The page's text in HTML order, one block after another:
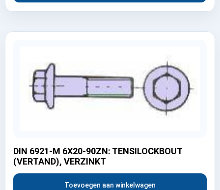
DIN 6921-M 6X20-90ZN: TENSILOCKBOUT
(VERTAND), VERZINKT
Toevoegen aan winkelwagen